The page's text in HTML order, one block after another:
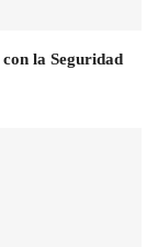
la Seguridad